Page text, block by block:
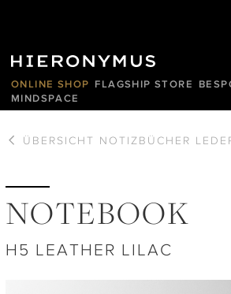
ONLINE SHOP FLAGSHIP STORE
MINDSPACE
ÜBERSICHT NOTIZBÜCHER
NOTEBOOK
H5 LEATHER LILAC